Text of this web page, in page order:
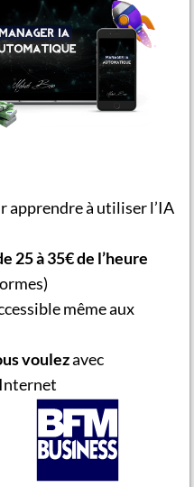
apprendre à utiliser l’IA
25 à 35€ de l’heure
même aux
voulezavec